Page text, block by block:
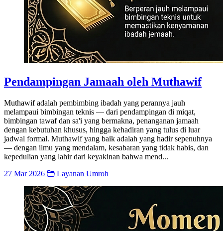
Pendampingan Jamaah oleh Muthawif
Muthawif adalah pembimbing ibadah yang perannya jauh
melampaui bimbingan teknis — dari pendampingan di miqat,
bimbingan tawaf dan sa'i yang bermakna, penanganan jamaah
dengan kebutuhan khusus, hingga kehadiran yang tulus di luar
jadwal formal. Muthawif yang baik adalah yang hadir sepenuhnya
— dengan ilmu yang mendalam, kesabaran yang tidak habis, dan
kepedulian yang lahir dari keyakinan bahwa mend...
27 Mar 2026
Layanan Umroh